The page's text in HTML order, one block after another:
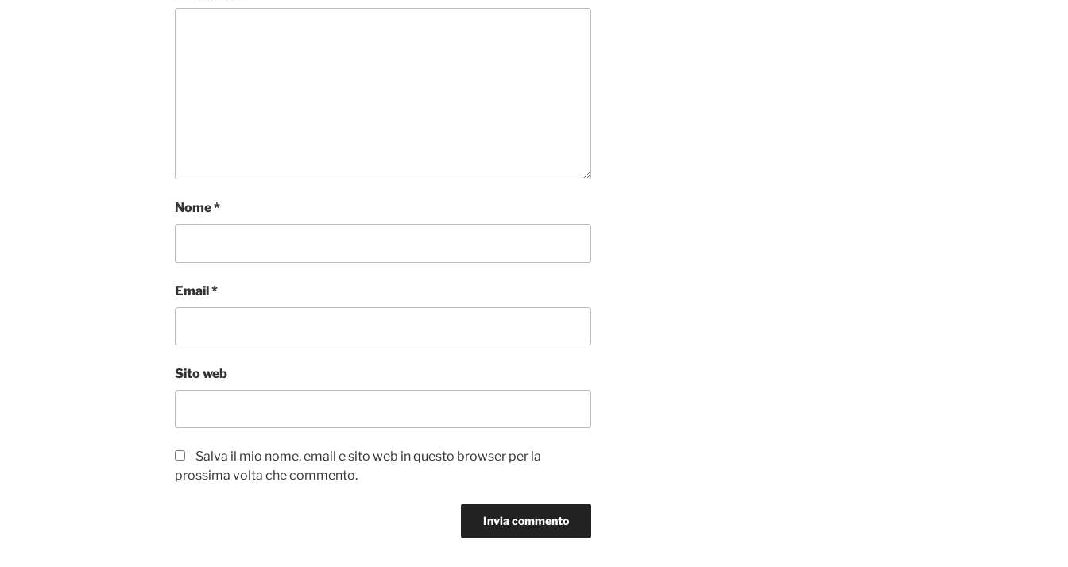
Nome*
Email*
Sito web
Salva il mio nome, email e sito web in questo browser per la
prossima volta che commento.